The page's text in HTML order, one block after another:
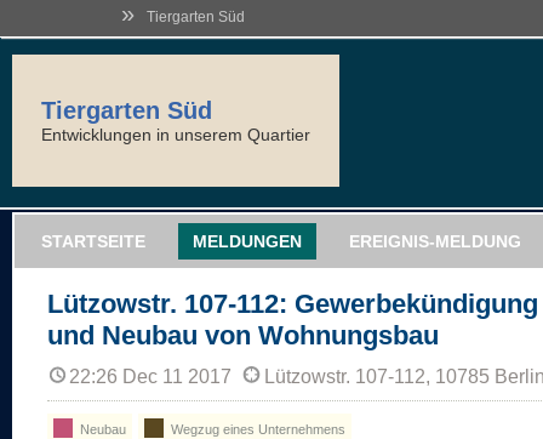
» Tiergarten Süd
Tiergarten Süd
Entwicklungen in unserem Quartier
STARTSEITE MELDUNGEN EREIGNIS-MELDUNG
Lützowstr. 107-112: Gewerbekündigung
und Neubau von Wohnungsbau
22:26 Dec 11 2017 Lützowstr. 107-112, 10785
Neubau Wegzug eines Unternehmens